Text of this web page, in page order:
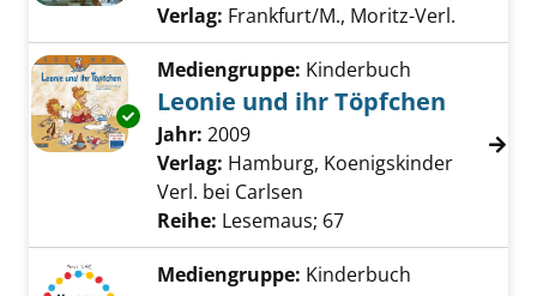
Verlag: Frankfurt/M., Moritz-Verl.
Exemplar-Details von Leonie und ihr
Mediengruppe: Kinderbuch
Leonie und ihr Töpfchen
Suche nach diesem Verfasser
Jahr: 2009
Verlag: Hamburg, Koenigskinder
Verl. bei Carlsen
Reihe: Lesemaus; 67
Mediengruppe: Kinderbuch